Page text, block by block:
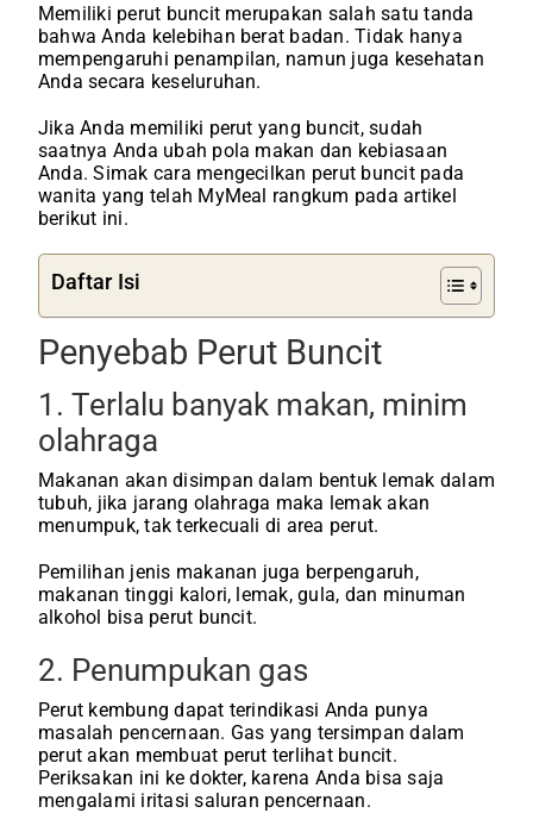
Memiliki perut buncit merupakan salah satu tanda
bahwa Anda kelebihan berat badan. Tidak hanya
mempengaruhi penampilan, namun juga kesehatan
Anda secara keseluruhan.
Jika Anda memiliki perut yang buncit, sudah
saatnya Anda ubah pola makan dan kebiasaan
Anda. Simak cara mengecilkan perut buncit pada
wanita yang telah MyMeal rangkum pada artikel
berikut ini.
Daftar Isi
Penyebab Perut Buncit
1. Terlalu banyak makan, minim
olahraga
Makanan akan disimpan dalam bentuk lemak dalam
tubuh, jika jarang olahraga maka lemak akan
menumpuk, tak terkecuali di area perut.
Pemilihan jenis makanan juga berpengaruh,
makanan tinggi kalori, lemak, gula, dan minuman
alkohol bisa perut buncit.
2. Penumpukan gas
Perut kembung dapat terindikasi Anda punya
masalah pencernaan. Gas yang tersimpan dalam
perut akan membuat perut terlihat buncit.
Periksakan ini ke dokter, karena Anda bisa saja
mengalami iritasi saluran pencernaan.